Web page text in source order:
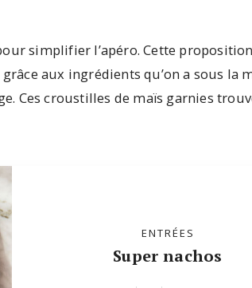
simplifier l’apéro. Cette
aux ingrédients qu’on a sous la
Ces croustilles de maïs garnies
ENTRÉES
Super nachos